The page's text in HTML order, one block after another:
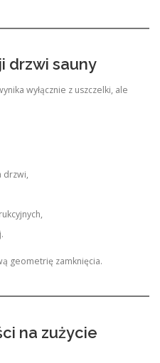
drzwi sauny
wyłącznie z uszczelki, ale
drzwi,
geometrię zamknięcia.
na zużycie